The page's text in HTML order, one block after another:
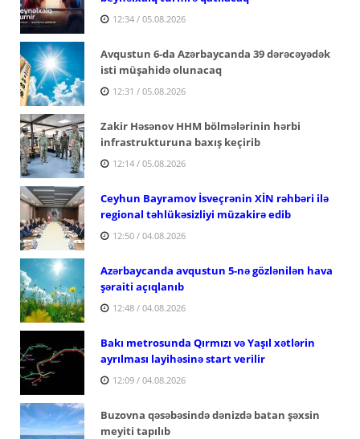
12:34 / 05.08.2026
Avqustun 6-da Azərbaycanda 39 dərəcəyədək
isti müşahidə olunacaq
12:31 / 05.08.2026
Zakir Həsənov HHM bölmələrinin hərbi
infrastrukturuna baxış keçirib
12:14 / 05.08.2026
Ceyhun Bayramov İsveçrənin XİN rəhbəri ilə
regional təhlükəsizliyi müzakirə edib
12:50 / 04.08.2026
Azərbaycanda avqustun 5-nə gözlənilən hava
şəraiti açıqlanıb
12:48 / 04.08.2026
Bakı metrosunda Qırmızı və Yaşıl xətlərin
ayrılması layihəsinə start verilir
12:09 / 04.08.2026
Buzovna qəsəbəsində dənizdə batan şəxsin
meyiti tapılıb